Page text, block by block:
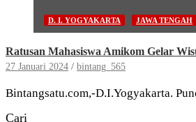
D. I. YOGYAKARTA JAWA TENGAH
Ratusan Mahasiswa Amikom Gelar
27 Januari 2024 bintang_565
Bintangsatu.com,-D.I.Yogyakarta.
Cari